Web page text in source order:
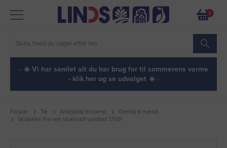
0
· ☀️ Vi har samlet alt du har brug for til sommerens varme
- klik her og se udvalget ☀️ ·
Forside Tøj Arbejdstøj til mænd
Overtøj til mænd
Skaljakke fire-vejs strækstof vandtæt 17001